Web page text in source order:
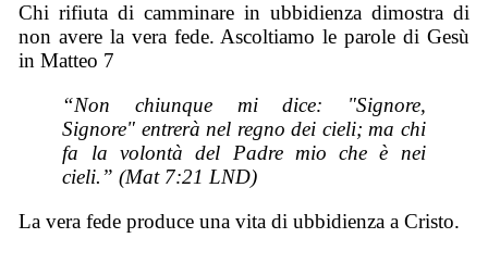
Chi rifiuta di camminare in ubbidienza dimostra di
non avere la vera fede. Ascoltiamo le parole di Gesù
in Matteo 7
“Non chiunque mi dice: "Signore,
Signore" entrerà nel regno dei cieli; ma chi
fa la volontà del Padre mio che è nei
cieli.” (Mat 7:21 LND)
La vera fede produce una vita di ubbidienza a Cristo.